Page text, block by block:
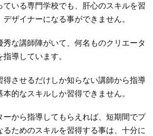
ている専門学校でも、肝心のスキルを習
ザイナーになる事ができません。
秀な講師陣がいて、何名ものクリエータ
導しています。
得させるだけしか知らない講師から指導
的なスキルしか習得できません。
ーから指導してもらえれば、短期間でプ
るためのスキルを習得する事は、十分に